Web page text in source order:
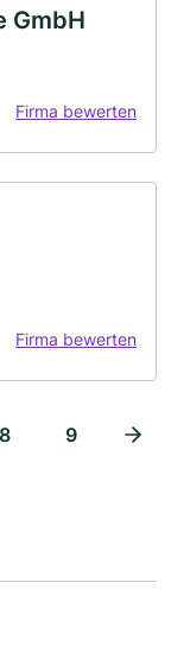
GmbH
Firma bewerten
Firma bewerten
8 9